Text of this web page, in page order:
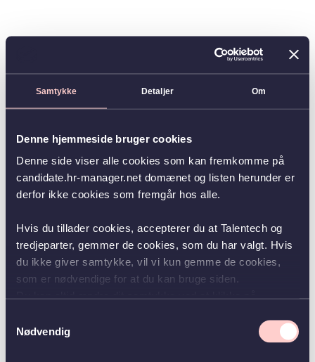
Samtykke Detaljer Om
Denne hjemmeside bruger cookies
Denne side viser alle cookies som kan fremkomme på
candidate.hr-manager.net domænet og listen herunder er
derfor ikke cookies som fremgår hos alle.
Hvis du tillader cookies, accepterer du at Talentech og
tredjeparter, gemmer de cookies, som du har valgt. Hvis
du ikke giver samtykke, vil vi kun gemme de cookies,
som er nødvendige for at du kan bruge siden.
Nødvendig